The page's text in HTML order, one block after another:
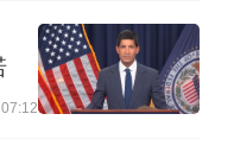
个人消费支出
将在二季度升至
季度3.2%。上